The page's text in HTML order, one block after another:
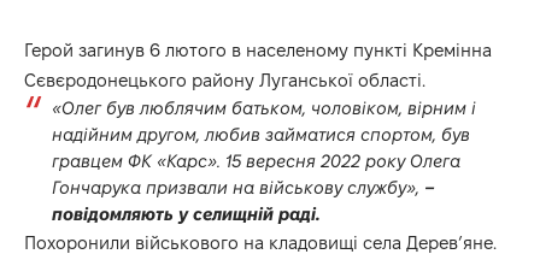
Герой загинув 6 лютого в населеному пункті Кремінна
Сєвєродонецького району Луганської області.
«Олег був люблячим батьком, чоловіком, вірним і
надійним другом, любив займатися спортом, був
гравцем ФК «Карс». 15 вересня 2022 року Олега
Гончарука призвали на військову службу», –
повідомляють у селищній раді.
Похоронили військового на кладовищі села Дерев’яне.